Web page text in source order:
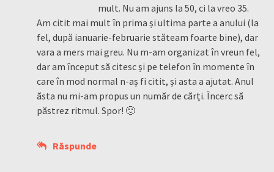
mult. Nu am ajuns la 50, ci la vreo 35.
Am citit mai mult în prima și ultima parte a anului (la
fel, după ianuarie-februarie stăteam foarte bine), dar
vara a mers mai greu. Nu m-am organizat în vreun fel,
dar am început să citesc și pe telefon în momente în
care în mod normal n-aș fi citit, și asta a ajutat. Anul
ăsta nu mi-am propus un număr de cărți. Încerc să
păstrez ritmul. Spor! 🙂
Răspunde